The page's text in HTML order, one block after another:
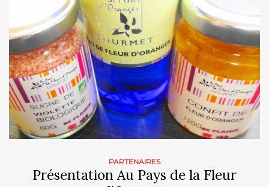
PARTENAIRES
Présentation Au Pays de la Fleur